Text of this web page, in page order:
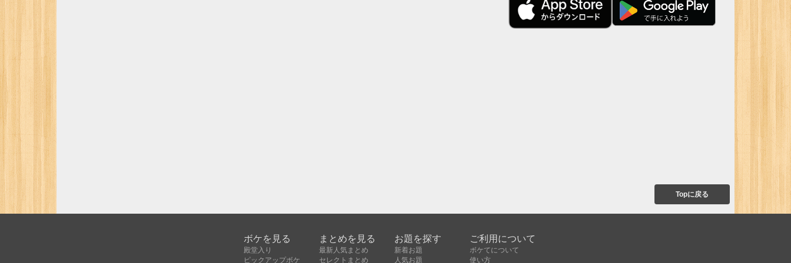
Topに戻る
ボケを見る
殿堂入り
ピックアップボケ
まとめを見る
最新人気まとめ
セレクトまとめ
お題を探す
新着お題
人気お題
ご利用について
ボケてについて
使い方